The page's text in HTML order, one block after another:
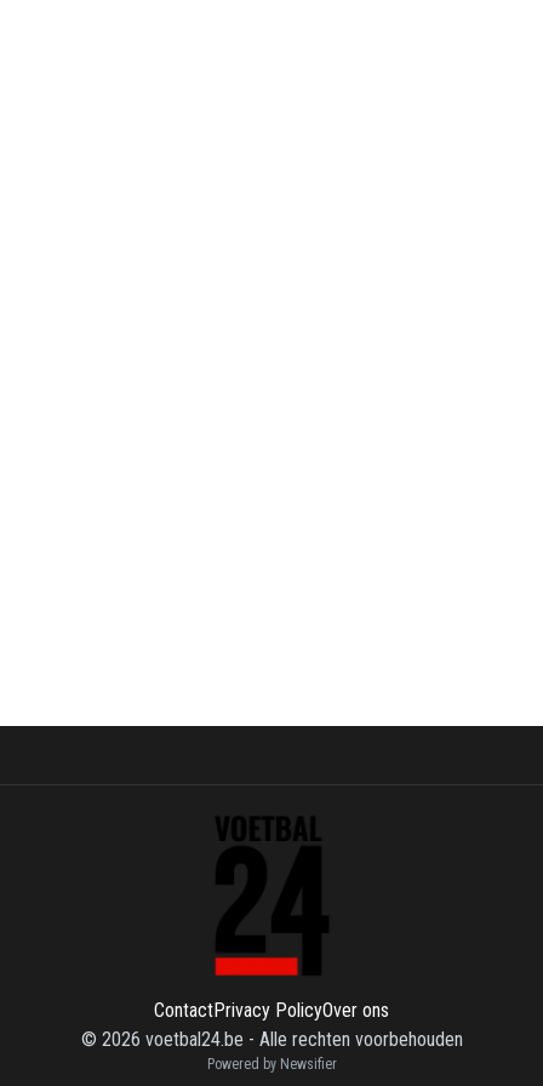
ContactPrivacy PolicyOver ons
© 2026 voetbal24.be - Alle rechten voorbehouden
Powered by Newsifier